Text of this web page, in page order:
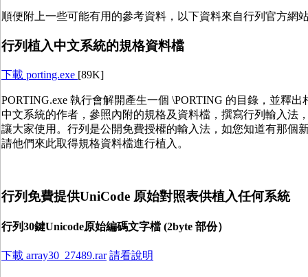
順便附上一些可能有用的參考資料，以下資料來自行列官方網
行列植入中文系統的規格資料檔
下載 porting.exe [89K]
PORTING.exe 執行會解開產生一個 \PORTING 的目錄，並釋
中文系統的作者，參照內附的規格及資料檔，撰寫行列輸入法
讓大家使用。行列是公開免費授權的輸入法，如您知道有那個
請他們來此取得規格資料檔進行植入。
行列免費提供UniCode 原始對照表供植入任何系統
行列30鍵Unicode原始編碼文字檔 (2byte 部份）
下載 array30_27489.rar 請看說明